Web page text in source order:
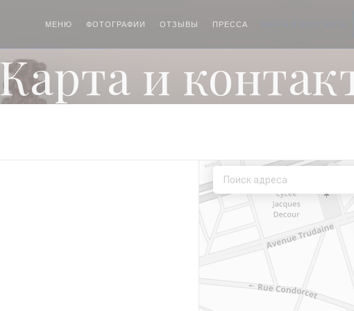
МЕНЮ ФОТОГРАФИИ ОТЗЫВЫ ПРЕССА
Карта и